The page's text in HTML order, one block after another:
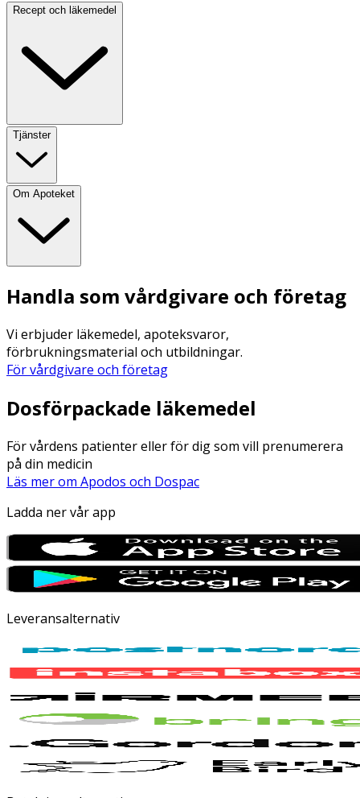
Recept och läkemedel
Tjänster
Om Apoteket
Handla som vårdgivare och företag
Vi erbjuder läkemedel, apoteksvaror,
förbrukningsmaterial och utbildningar.
För vårdgivare och företag
Dosförpackade läkemedel
För vårdens patienter eller för dig som vill prenumerera
på din medicin
Läs mer om Apodos och Dospac
Ladda ner vår app
Leveransalternativ